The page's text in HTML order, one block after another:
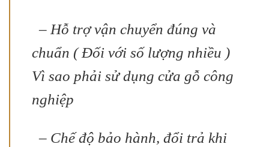
– Hỗ trợ vận chuyển đúng và
chuẩn ( Đối với số lượng nhiều )
Vì sao phải sử dụng cửa gỗ công
nghiệp
– Chế độ bảo hành, đổi trả khi